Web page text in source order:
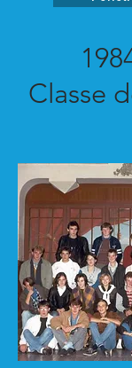
Classe